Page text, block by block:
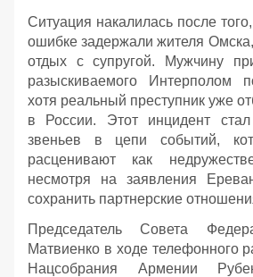
Ситуация накалилась после
ошибке задержали жителя
отдых с супругой. Мужчину
разыскиваемого Интерполом
хотя реальный преступник уже
в России. Этот инцидент
звеньев в цепи событий,
расценивают как
несмотря на заявления
сохранить партнерские
Председатель Совета
Матвиенко в ходе телефонного
Нацсобрания Армении